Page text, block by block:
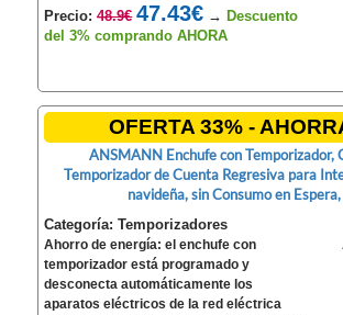
Precio:48.9€ 47.43€ → Descuento
del 3% comprando AHORA
OFERTA 33% -
ANSMANN Enchufe con Temporizador,
Temporizador de Cuenta Regresiva para
navideña, sin Consumo en
Categoría: Temporizadores
Ahorro de energía: el enchufe con
temporizador está programado y
desconecta automáticamente los
aparatos eléctricos de la red eléctrica